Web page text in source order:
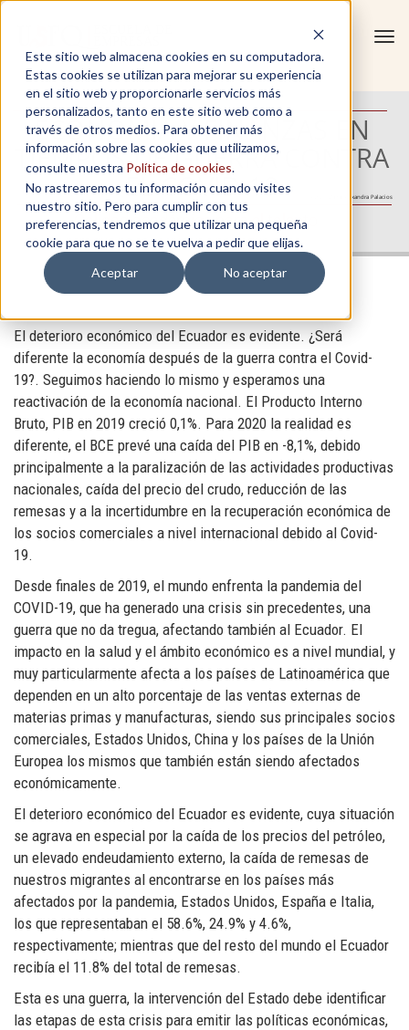
Este sitio web almacena cookies en su computadora.
Estas cookies se utilizan para mejorar su experiencia
en el sitio web y proporcionarle servicios más
personalizados, tanto en este sitio web como a
través de otros medios. Para obtener más
información sobre las cookies que utilizamos,
consulte nuestra Política de cookies.
No rastrearemos tu información cuando visites
nuestro sitio. Pero para cumplir con tus
preferencias, tendremos que utilizar una pequeña
cookie para que no se te vuelva a pedir que elijas.
Aceptar
No aceptar
ECONOMÍA Y FINANZAS EN
TIEMPOS DE GUERRA CONTRA
EL COVID-19 Autor: María Alexandra Palacios
Calidad académica para el talento
El deterioro económico del Ecuador es evidente. ¿Será
diferente la economía después de la guerra contra el Covid-
19?. Seguimos haciendo lo mismo y esperamos una
reactivación de la economía nacional. El Producto Interno
Bruto, PIB en 2019 creció 0,1%. Para 2020 la realidad es
diferente, el BCE prevé una caída del PIB en -8,1%, debido
principalmente a la paralización de las actividades productivas
nacionales, caída del precio del crudo, reducción de las
remesas y a la incertidumbre en la recuperación económica de
los socios comerciales a nivel internacional debido al Covid-
19.
Desde finales de 2019, el mundo enfrenta la pandemia del
COVID-19, que ha generado una crisis sin precedentes, una
guerra que no da tregua, afectando también al Ecuador. El
impacto en la salud y el ámbito económico es a nivel mundial, y
muy particularmente afecta a los países de Latinoamérica que
dependen en un alto porcentaje de las ventas externas de
materias primas y manufacturas, siendo sus principales socios
comerciales, Estados Unidos, China y los países de la Unión
Europea los mismos que también están siendo afectados
económicamente.
El deterioro económico del Ecuador es evidente, cuya situación
se agrava en especial por la caída de los precios del petróleo,
un elevado endeudamiento externo, la caída de remesas de
nuestros migrantes al encontrarse en los países más
afectados por la pandemia, Estados Unidos, España e Italia,
los que representaban el 58.6%, 24.9% y 4.6%,
respectivamente; mientras que del resto del mundo el Ecuador
recibía el 11.8% del total de remesas.
Esta es una guerra, la intervención del Estado debe identificar
las etapas de esta crisis para emitir las políticas económicas,